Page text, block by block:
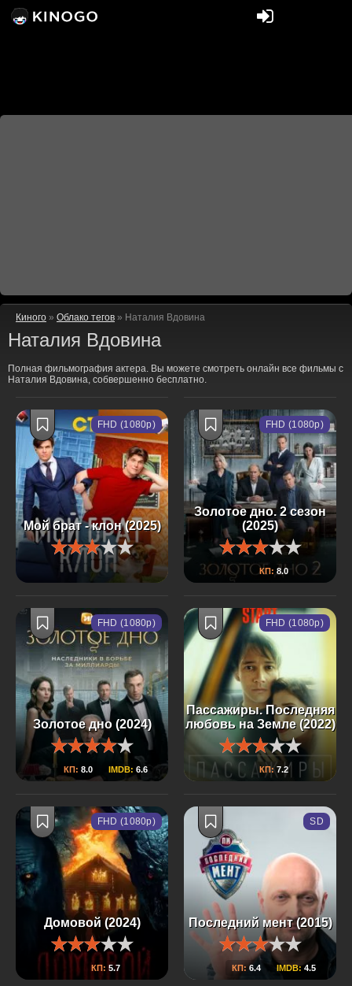
Киного » Облако тегов » Наталия Вдовина
Наталия Вдовина
Полная фильмография актера. Вы можете смотреть онлайн все фильмы с
Наталия Вдовина, собвершенно бесплатно.
Мой брат - клон (2025)
FHD (1080p)
Золотое дно. 2 сезон
(2025)
КП: 8.0
FHD (1080p)
Золотое дно (2024)
КП: 8.0 IMDB: 6.6
FHD (1080p)
Пассажиры. Последняя
любовь на Земле (2022)
КП: 7.2
FHD (1080p)
Домовой (2024)
КП: 5.7
FHD (1080p)
Последний мент (2015)
КП:6.4 IMDB:4.5
SD